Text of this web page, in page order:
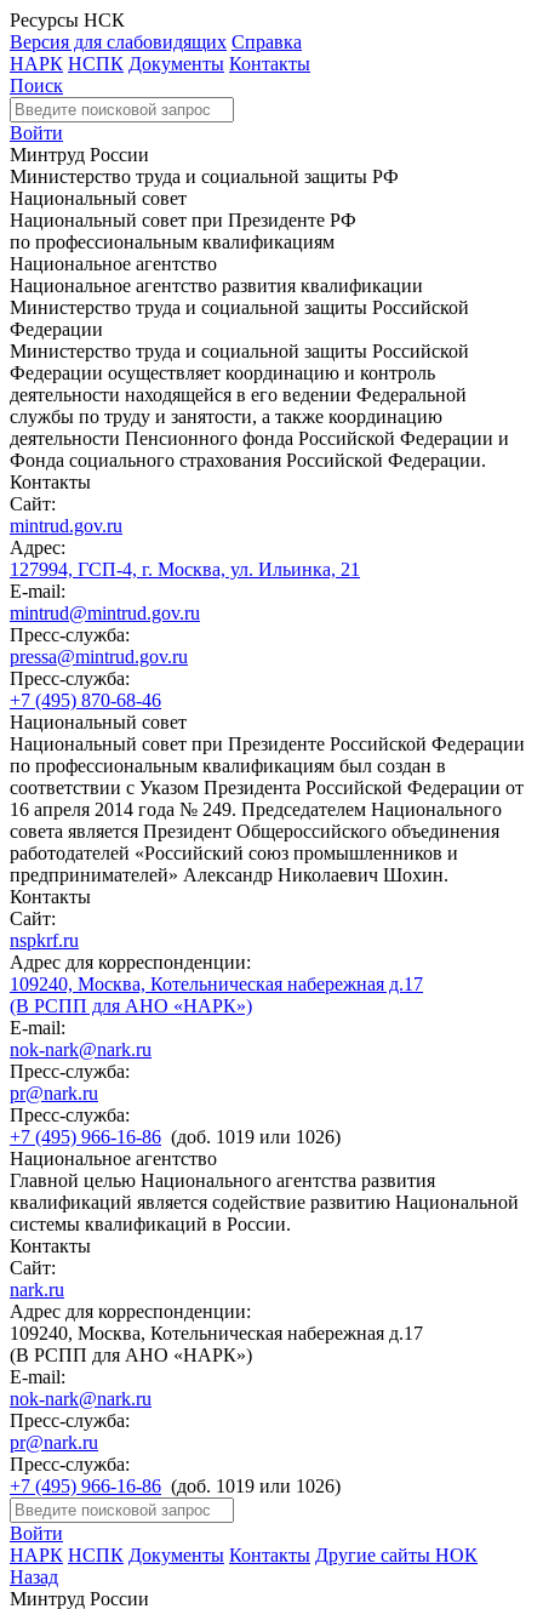
Ресурсы НСК
Версия для слабовидящих Справка
НАРК НСПК Документы Контакты
Поиск
Войти
Минтруд России
Министерство труда и социальной защиты РФ
Национальный совет
Национальный совет при Президенте РФ
по профессиональным квалификациям
Национальное агентство
Национальное агентство развития квалификации
Министерство труда и социальной защиты Российской
Федерации
Министерство труда и социальной защиты Российской
Федерации осуществляет координацию и контроль
деятельности находящейся в его ведении Федеральной
службы по труду и занятости, а также координацию
деятельности Пенсионного фонда Российской Федерации и
Фонда социального страхования Российской Федерации.
Контакты
Сайт:
mintrud.gov.ru
Адрес:
127994, ГСП-4, г. Москва, ул. Ильинка, 21
E-mail:
mintrud@mintrud.gov.ru
Пресс-служба:
pressa@mintrud.gov.ru
Пресс-служба:
+7 (495) 870-68-46
Национальный совет
Национальный совет при Президенте Российской Федерации
по профессиональным квалификациям был создан в
соответствии с Указом Президента Российской Федерации от
16 апреля 2014 года № 249. Председателем Национального
совета является Президент Общероссийского объединения
работодателей «Российский союз промышленников и
предпринимателей» Александр Николаевич Шохин.
Контакты
Сайт:
nspkrf.ru
Адрес для корреспонденции:
109240, Москва, Котельническая набережная д.17
(В РСПП для АНО «НАРК»)
E-mail:
nok-nark@nark.ru
Пресс-служба:
pr@nark.ru
Пресс-служба:
+7 (495) 966-16-86 (доб. 1019 или 1026)
Национальное агентство
Главной целью Национального агентства развития
квалификаций является содействие развитию Национальной
системы квалификаций в России.
Контакты
Сайт:
nark.ru
Адрес для корреспонденции:
109240, Москва, Котельническая набережная д.17
(В РСПП для АНО «НАРК»)
E-mail:
nok-nark@nark.ru
Пресс-служба:
pr@nark.ru
Пресс-служба:
+7 (495) 966-16-86 (доб. 1019 или 1026)
Войти
НАРК НСПК Документы Контакты Другие сайты НОК
Назад
Минтруд России